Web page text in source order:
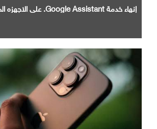
إنهاء خدمة Google Assistant. علي الاجهزه المؤهله